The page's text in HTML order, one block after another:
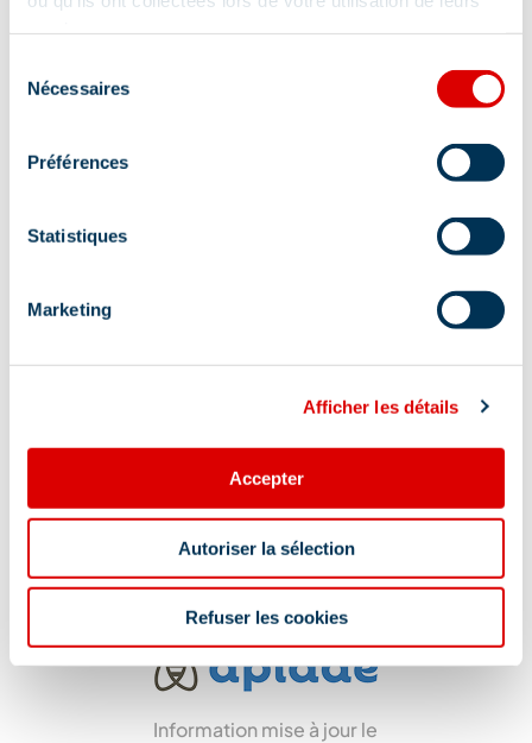
Nécessaires
Préférences
Statistiques
Marketing
Afficher les détails
Accepter
Autoriser la sélection
Refuser les cookies
Complément de localisation :
Information mise à jour le